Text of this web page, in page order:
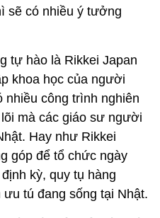
sẽ có nhiều ý tưởng
tự hào là Rikkei Japan
khoa học của người
nhiều công trình nghiên
mà các giáo sư người
Hay như Rikkei
góp để tổ chức ngày
kỳ, quy tụ hàng
tú đang sống tại Nhật.